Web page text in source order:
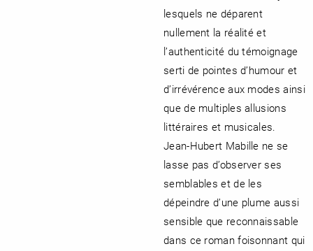
lesquels ne déparent
nullement la réalité et
l’authenticité du témoignage
serti de pointes d’humour et
d’irrévérence aux modes ainsi
que de multiples allusions
littéraires et musicales.
Jean-Hubert Mabille ne se
lasse pas d’observer ses
semblables et de les
dépeindre d’une plume aussi
sensible que reconnaissable
dans ce roman foisonnant qui